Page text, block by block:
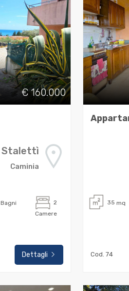
€ 160.000
Stalettì
Caminia
Bagni
2
Camere
Dettagli
35 mq
Cod. 74